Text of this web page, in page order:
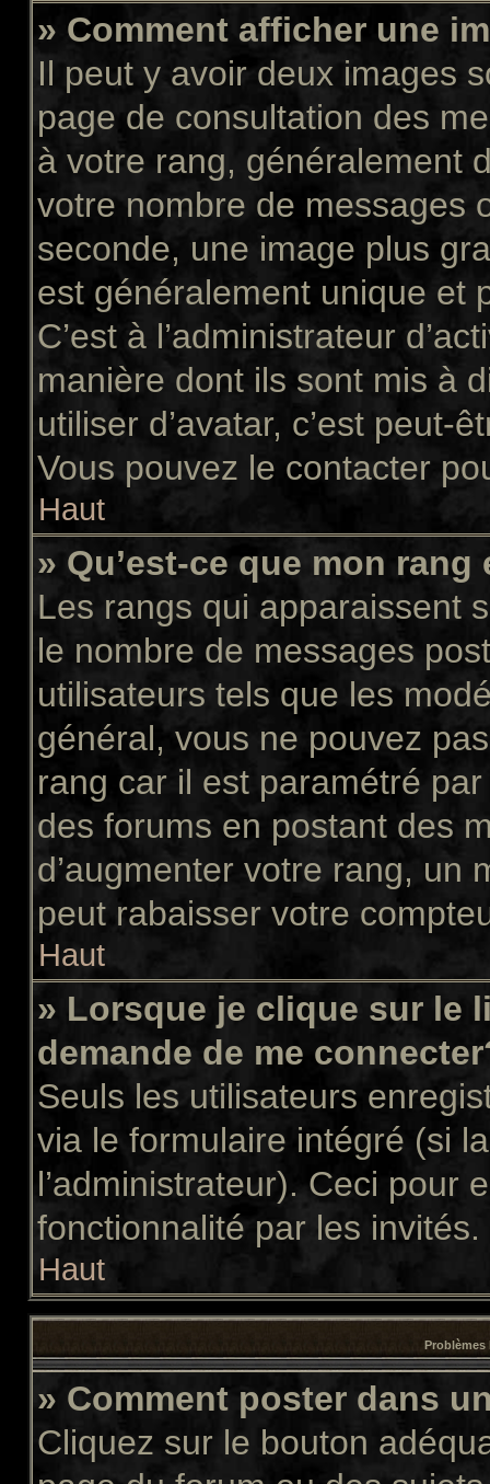
» Comment afficher une
Il peut y avoir deux images
page de consultation des
à votre rang, généralement
votre nombre de messages
seconde, une image plus
est généralement unique et
C’est à l’administrateur
manière dont ils sont mis à
utiliser d’avatar, c’est peut-
Vous pouvez le contacter
Haut
» Qu’est-ce que mon
Les rangs qui apparaissent
le nombre de messages
utilisateurs tels que les
général, vous ne pouvez
rang car il est paramétré
des forums en postant des
d’augmenter votre rang, un
peut rabaisser votre
Haut
» Lorsque je clique sur le
demande de me
Seuls les utilisateurs
via le formulaire intégré (si
l’administrateur). Ceci pour
fonctionnalité par les invités.
Haut
Problèmes
» Comment poster dans
Cliquez sur le bouton